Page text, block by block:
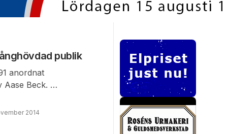
publik
anordnat
Aase Beck.
sitt uppdrag,
med hjälp av en kör igång
2014